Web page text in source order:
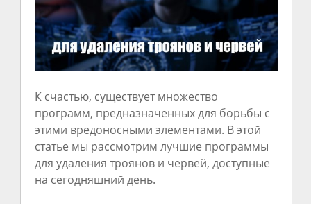
К счастью, существует множество
программ, предназначенных для борьбы с
этими вредоносными элементами. В этой
статье мы рассмотрим лучшие программы
для удаления троянов и червей, доступные
на сегодняшний день.